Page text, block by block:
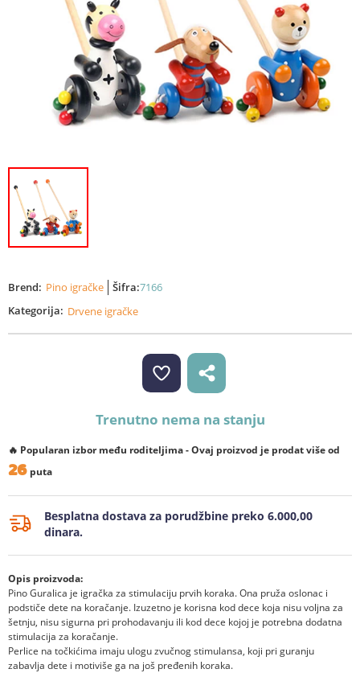
Brend: Pino igračke Šifra:7166
Kategorija: Drvene igračke
Trenutno nema na stanju
🔥 Popularan izbor među roditeljima - Ovaj proizvod je prodat više od
26 puta
Besplatna dostava za porudžbine preko 6.000,00
dinara.
Opis proizvoda:
Pino Guralica je igračka za stimulaciju prvih koraka. Ona pruža oslonac i
podstiče dete na koračanje. Izuzetno je korisna kod dece koja nisu voljna za
šetnju, nisu sigurna pri prohodavanju ili kod dece kojoj je potrebna dodatna
stimulacija za koračanje.
Perlice na točkićima imaju ulogu zvučnog stimulansa, koji pri guranju
zabavlja dete i motiviše ga na još pređenih koraka.